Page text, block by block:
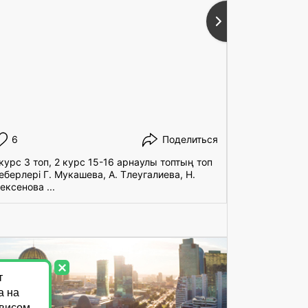
6
Поделиться
3 топ, 2 курс 15-16 арнаулы топтың топ
Г. Мукашева, А. Тлеугалиева, Н.
...